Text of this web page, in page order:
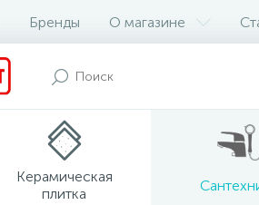
Бренды О магазине
Керамическая
плитка